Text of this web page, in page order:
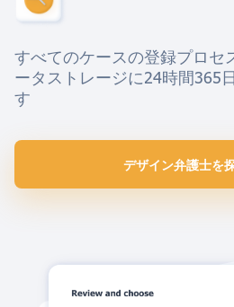
すべてのケースの登録プロセ
ータストレージに24時間365
す
デザイン弁護士を